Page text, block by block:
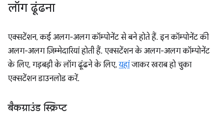
लॉग ढूंढना
एक्सटेंशन, कई अलग-अलग कॉम्पोनेंट से बने होते हैं. इन कॉम्पोनेंट की
अलग-अलग ज़िम्मेदारियां होती हैं. एक्सटेंशन के अलग-अलग कॉम्पोनेंट
के लिए, गड़बड़ी के लॉग ढूंढने के लिए,यहांजाकर खराब हो चुका
एक्सटेंशन डाउनलोड करें.
बैकग्राउंड स्क्रिप्ट